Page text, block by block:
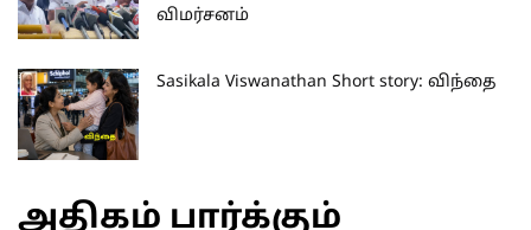
விமர்சனம்
Sasikala Viswanathan Short story: விந்தை
அதிகம் பார்க்கும்